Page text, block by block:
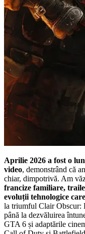
Aprilie 2026 a fost o
video, demonstrând că
chiar, dimpotrivă. Am
francize familiare,
evoluții tehnologice
la triumful Clair Obscur:
până la dezvăluirea
GTA 6 și adaptările